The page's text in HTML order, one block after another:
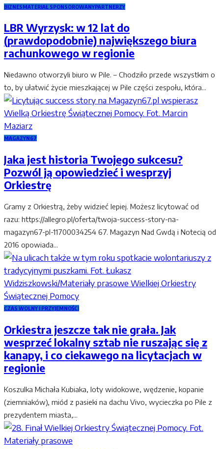
BIZNESMATERIAŁ SPONSOROWANYPARTNERZY
LBR Wyrzysk: w 12 lat do
(prawdopodobnie) największego biura
rachunkowego w regionie
Niedawno otworzyli biuro w Pile. – Chodziło przede wszystkim o
to, by ułatwić życie mieszkającej w Pile części zespołu, która...
MAGAZYN67
Jaka jest historia Twojego sukcesu?
Pozwól ją opowiedzieć i wesprzyj
Orkiestrę
Gramy z Orkiestrą, żeby widzieć lepiej. Możesz licytować od
razu: https://allegro.pl/oferta/twoja-success-story-na-
magazyn67-pl-11700034254 67. Magazyn Nad Gwdą i Notecią od
2016 opowiada...
CZAS WOLNY I PRZYJEMNOŚCI
Orkiestra jeszcze tak nie grała. Jak
wesprzeć lokalny sztab nie ruszając się z
kanapy, i co ciekawego na licytacjach w
regionie
Koszulka Michała Kubiaka, loty widokowe, wędzenie, kopanie
(ziemniaków), miód z pasieki na dachu Vivo, wycieczka po Pile z
prezydentem miasta,...